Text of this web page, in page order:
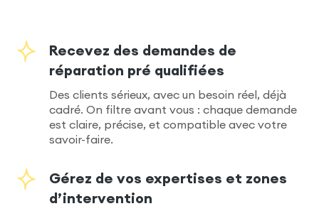
Recevez des demandes de
réparation pré qualifiées
Des clients sérieux, avec un besoin réel, déjà
cadré. On filtre avant vous : chaque demande
est claire, précise, et compatible avec votre
savoir-faire.
Gérez de vos expertises et zones
d’intervention